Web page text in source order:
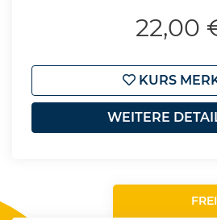
22,00
KURS
WEITERE